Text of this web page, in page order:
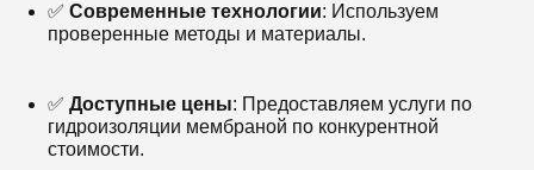
✅ Современные технологии: Используем
проверенные методы и материалы.
✅ Доступные цены: Предоставляем услуги по
гидроизоляции мембраной по конкурентной
стоимости.